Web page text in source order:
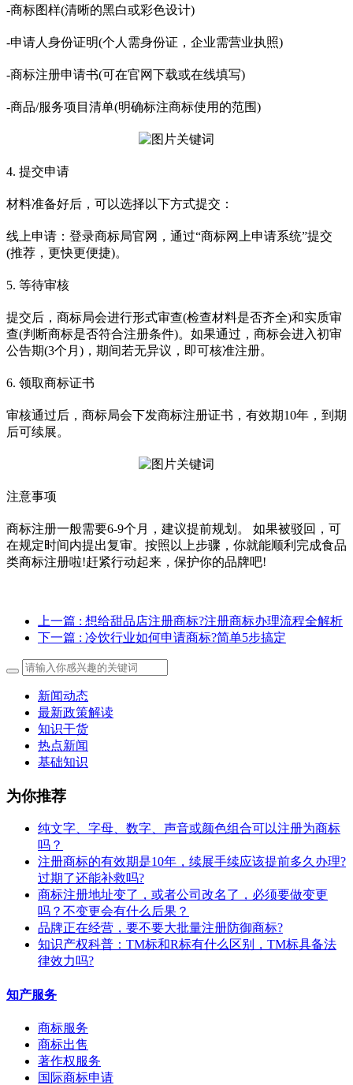
-商标图样(清晰的黑白或彩色设计)
-申请人身份证明(个人需身份证，企业需营业执照)
-商标注册申请书(可在官网下载或在线填写)
-商品/服务项目清单(明确标注商标使用的范围)
4. 提交申请
材料准备好后，可以选择以下方式提交：
线上申请：登录商标局官网，通过“商标网上申请系统”提交
(推荐，更快更便捷)。
5. 等待审核
提交后，商标局会进行形式审查(检查材料是否齐全)和实质审
查(判断商标是否符合注册条件)。如果通过，商标会进入初审
公告期(3个月)，期间若无异议，即可核准注册。
6. 领取商标证书
审核通过后，商标局会下发商标注册证书，有效期10年，到期
后可续展。
注意事项
商标注册一般需要6-9个月，建议提前规划。 如果被驳回，可
在规定时间内提出复审。按照以上步骤，你就能顺利完成食品
类商标注册啦!赶紧行动起来，保护你的品牌吧!
上一篇 : 想给甜品店注册商标?注册商标办理流程全解析
下一篇 : 冷饮行业如何申请商标?简单5步搞定
新闻动态
最新政策解读
知识干货
热点新闻
基础知识
为你推荐
纯文字、字母、数字、声音或颜色组合可以注册为商标
吗？
注册商标的有效期是10年，续展手续应该提前多久办理?
过期了还能补救吗?
商标注册地址变了，或者公司改名了，必须要做变更
吗？不变更会有什么后果？
​品牌正在经营，要不要大批量注册防御商标?
知识产权科普：TM标和R标有什么区别，TM标具备法
律效力吗?
知产服务
商标服务
商标出售
著作权服务
国际商标申请